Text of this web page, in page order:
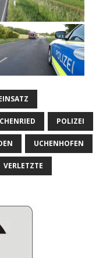
POLIZEI
UCHENHOFEN
VERLETZTE